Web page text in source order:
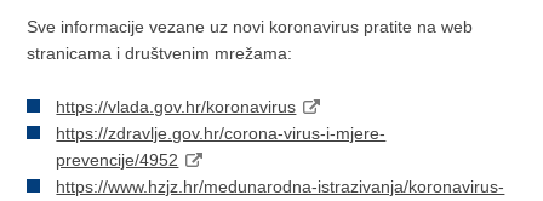
Sve informacije vezane uz novi koronavirus pratite na web
stranicama i društvenim mrežama:
https://vlada.gov.hr/koronavirus
https://zdravlje.gov.hr/corona-virus-i-mjere-
prevencije/4952
https://www.hzjz.hr/medunarodna-istrazivanja/koronavirus-